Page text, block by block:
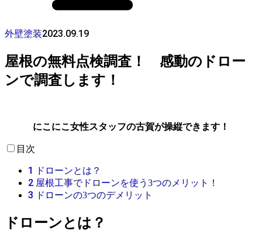
外壁塗装2023.09.19
屋根の無料点検調査！ 感動のドロー
ンで調査します！
にこにこ女性スタッフの古賀が操縦できます！
目次
1
ドローンとは？
2 屋根工事でドローンを使う3つのメリット！
3 ドローンの3つのデメリット
ドローンとは？